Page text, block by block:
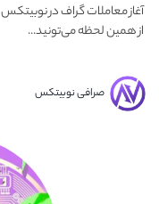
آغاز معاملات گراف در نوبیتکس
از همین لحظه می‌تونید...
صرافی نوبیتکس